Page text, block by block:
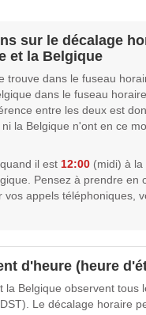
sur le décalage
et la Belgique
trouve dans le fuseau
dans le fuseau
entre les deux est
ni la Belgique n'ont en ce
il est12:00 (midi) à la
Pensez à prendre en
vos appels téléphoniques,
d'heure (heure
la Belgique observent tous
Le décalage horaire